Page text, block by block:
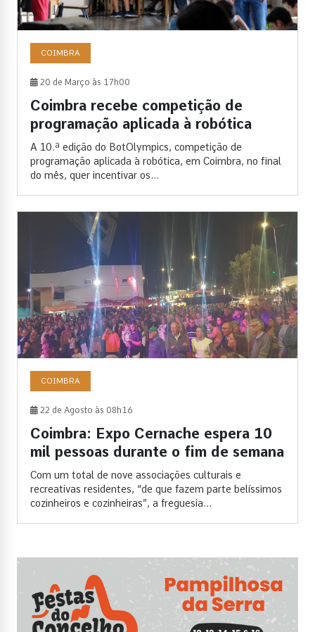
COIMBRA
20 de Março às 17h00
Coimbra recebe competição de
programação aplicada à robótica
A 10.ª edição do BotOlympics, competição de
programação aplicada à robótica, em Coimbra, no final
do mês, quer incentivar os...
COIMBRA
22 de Agosto às 08h16
Coimbra: Expo Cernache espera 10
mil pessoas durante o fim de semana
Com um total de nove associações culturais e
recreativas residentes, “de que fazem parte belíssimos
cozinheiros e cozinheiras”, a freguesia...